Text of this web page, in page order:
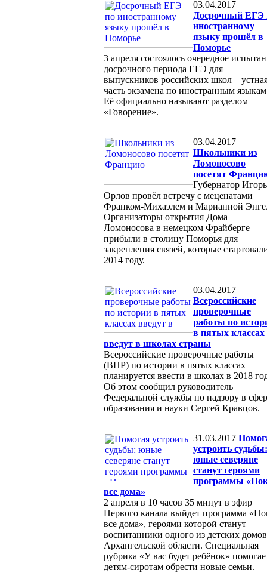
03.04.2017
Досрочный ЕГЭ
иностранному
языку прошёл в
Поморье
3 апреля состоялось очередное
досрочного периода ЕГЭ для
выпускников российских школ –
часть экзамена по иностранным
Её официально называют разделом
«Говорение».
03.04.2017
Школьники из
Ломоносово
посетят
Губернатор Игорь
Орлов провёл встречу с меценатами
Франком-Михаэлем и Марианной
Организаторы открытия Дома
Ломоносова в немецком Фрайберге
прибыли в столицу Поморья для
закрепления связей, которые
2014 году.
03.04.2017
Всероссийские
проверочные
работы по
в пятых классах
введут в школах страны
Всероссийские проверочные работы
(ВПР) по истории в пятых классах
планируется ввести в школах в 2018
Об этом сообщил руководитель
Федеральной службы по надзору в
образования и науки Сергей Кравцов.
31.03.2017
устроить судьбы:
юные северяне
станут героями
программы
все дома»
2 апреля в 10 часов 35 минут в эфир
Первого канала выйдет программа
все дома», героями которой станут
воспитанники одного из детских домов
Архангельской области. Специальная
рубрика «У вас будет ребёнок»
детям-сиротам обрести новые семьи.